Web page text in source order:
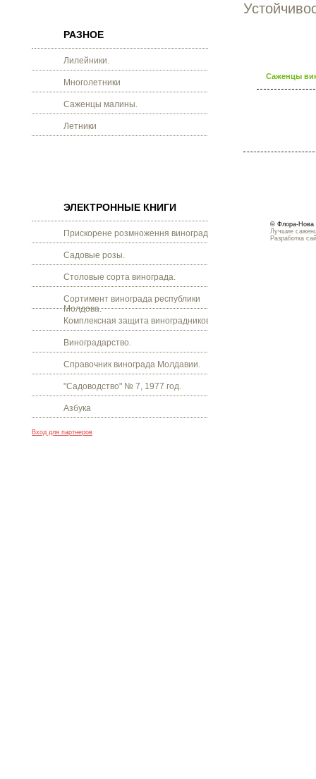
РАЗНОЕ
Лилейники.
Многолетники
Саженцы малины.
Летники
ЭЛЕКТРОННЫЕ КНИГИ
Прискорене розмноження винограду.
Садовые розы.
Столовые сорта винограда.
Сортимент винограда республики
Молдова.
Комплексная защита виноградников.
Виноградарство.
Справочник винограда Молдавии.
"Садоводство" № 7, 1977 год.
Азбука
Вход для партнеров
Саженцы
© Флора-Нова
Лучшие
Разработка